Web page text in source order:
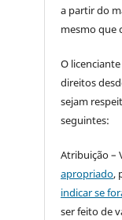
a partir do
mesmo que
O
direitos
sejam
seguintes:
Atribuição –
apropriado,
indicar se
ser feito de